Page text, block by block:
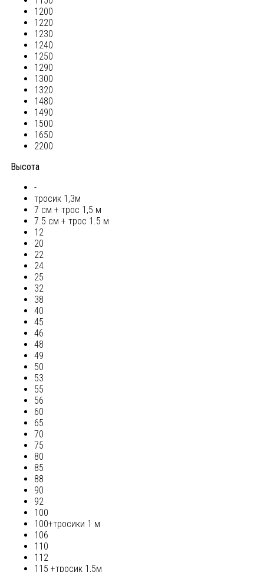
1200
1220
1230
1240
1250
1290
1300
1320
1480
1490
1500
1650
2200
Высота
-
тросик 1,3м
7 см + трос 1,5 м
7.5 см + трос 1.5 м
12
20
22
24
25
32
38
40
45
46
48
49
50
53
55
56
60
65
70
75
80
85
88
90
92
100
100+тросики 1 м
106
110
112
115 +тросик 1,5м